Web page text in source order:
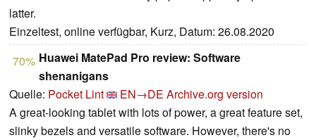
latter.
Einzeltest, online verfügbar, Kurz, Datum: 26.08.2020
70% Huawei MatePad Pro review: Software
shenanigans
Quelle: Pocket Lint EN→DE Archive.org version
A great-looking tablet with lots of power, a great feature set,
slinky bezels and versatile software. However, there's no